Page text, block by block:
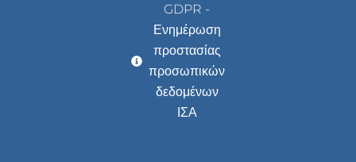
GDPR -
Ενημέρωση
προστασίας
προσωπικών
δεδομένων
ΙΣΑ